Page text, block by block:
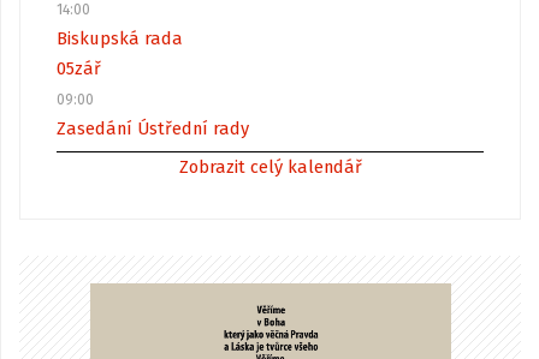
14:00
Biskupská rada
05zář
09:00
Zasedání Ústřední rady
Zobrazit celý kalendář